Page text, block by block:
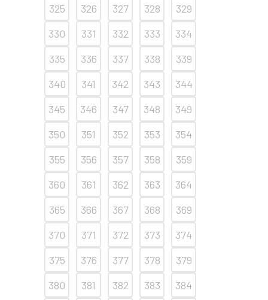
325
326 327 328
329
330
331 332 333
334
335
336 337 338
339
340
341 342 343
344
345
346 347 348
349
350
351 352 353
354
355
356 357 358
359
360
361 362 363
364
365
366 367 368
369
370
371 372 373
374
375
376 377 378
379
380
381 382 383
384